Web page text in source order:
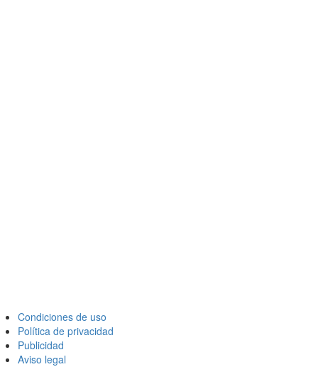
Condiciones de uso
Política de privacidad
Publicidad
Aviso legal